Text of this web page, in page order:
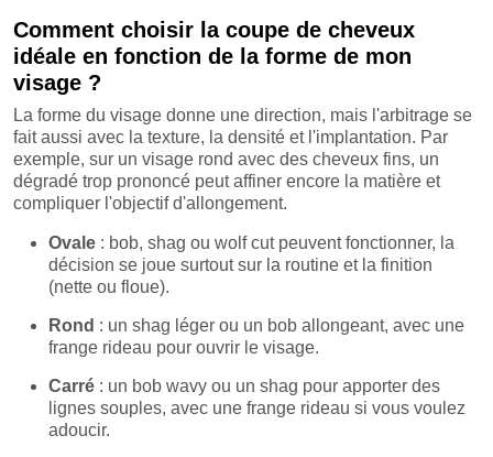
Comment choisir la coupe de cheveux
idéale en fonction de la forme de mon
visage ?
La forme du visage donne une direction, mais l'arbitrage se
fait aussi avec la texture, la densité et l'implantation. Par
exemple, sur un visage rond avec des cheveux fins, un
dégradé trop prononcé peut affiner encore la matière et
compliquer l'objectif d'allongement.
Ovale : bob, shag ou wolf cut peuvent fonctionner, la
décision se joue surtout sur la routine et la finition
(nette ou floue).
Rond : un shag léger ou un bob allongeant, avec une
frange rideau pour ouvrir le visage.
Carré : un bob wavy ou un shag pour apporter des
lignes souples, avec une frange rideau si vous voulez
adoucir.